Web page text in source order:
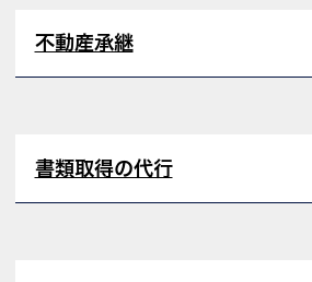
不動産承継
書類取得の代行